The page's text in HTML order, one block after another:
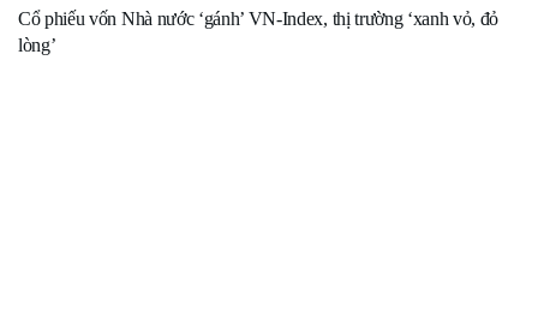
Cổ phiếu vốn Nhà nước ‘gánh’ VN-Index, thị trường ‘xanh vỏ, đỏ
lòng’